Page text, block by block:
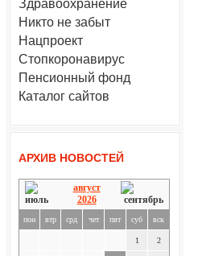
Здравоохранение
Никто не забыт
Нацпроект
Стопкоронавирус
Пенсионный фонд
Каталог сайтов
АРХИВ НОВОСТЕЙ
август
2026
пон втр срд чет пят суб вск
1 2